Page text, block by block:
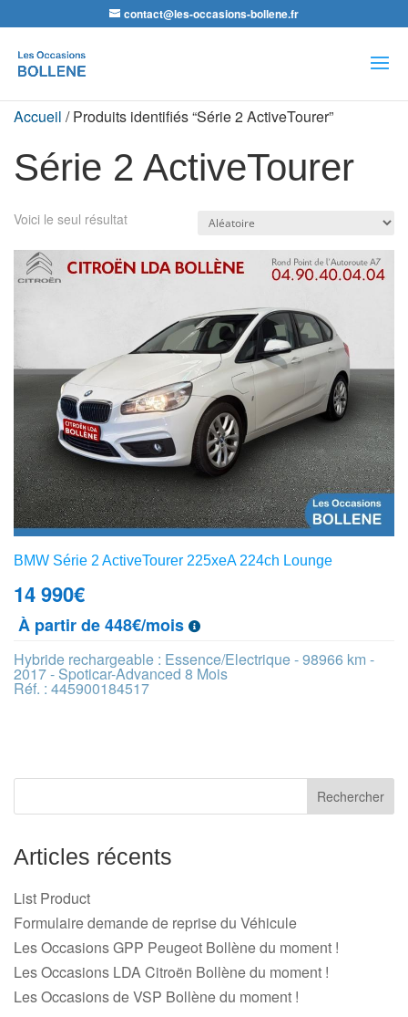
contact@les-occasions-bollene.fr
de
produits
Accueil / Produits identifiés “Série 2 ActiveTourer”
Série 2 ActiveTourer
Voici le seul résultat
BMW Série 2 ActiveTourer 225xeA 224ch Lounge
14 990€
À partir de 448€/mois
Hybride rechargeable : Essence/Electrique - 98966 km -
2017 - Spoticar-Advanced 8 Mois
Réf. : 445900184517
Articles récents
List Product
Formulaire demande de reprise du Véhicule
Les Occasions GPP Peugeot Bollène du moment !
Les Occasions LDA Citroën Bollène du moment !
Les Occasions de VSP Bollène du moment !